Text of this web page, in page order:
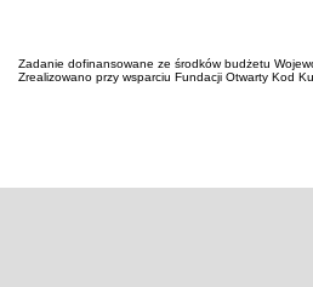
Zadanie dofinansowane ze środków budżetu
Zrealizowano przy wsparciu Fundacji Otwarty Kod